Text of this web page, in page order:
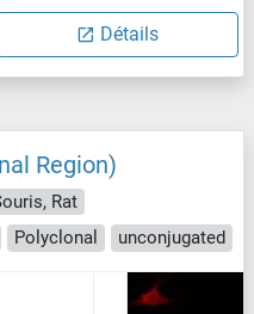
Détails
Region)
Rat
Polyclonal unconjugated